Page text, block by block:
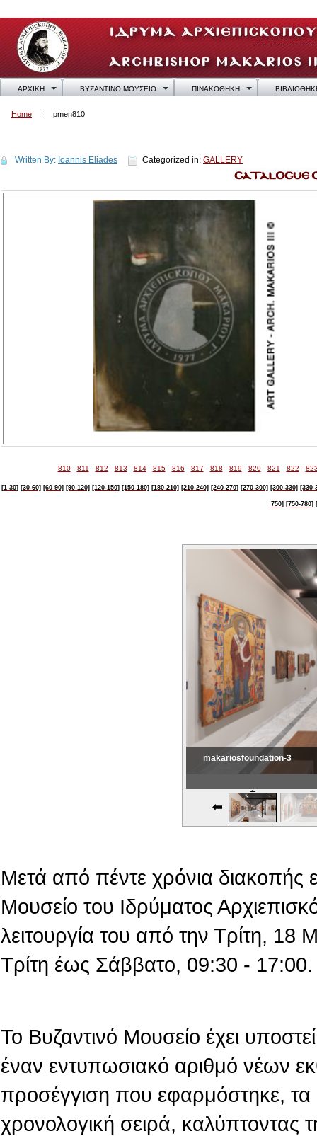
ΑΡΧΙΚΗ ΒΥΖΑΝΤΙΝΟ ΜΟΥΣΕΙΟ ΠΙΝΑΚΟΘΗΚΗ
Home pmen810
Written By: Ioannis Eliades Categorized in: GALLERY
810- 811 - 812 - 813 - 814- 815- 816 - 817 - 818 - 819 - 820- 821 - 822 -
[1-30] [30-60] [60-90] [90-120] [120-150] [150-180] [180-210] [210-240] [240-270] [270-300] [300-330] [330-
750] [750-780]
makariosfoundation-3
Μετά από πέντε χρόνια διακοπής
Μουσείο του Ιδρύματος
λειτουργία του από την Τρίτη,
Τρίτη έως Σάββατο, 09:30 - 17:00.
Το Βυζαντινό Μουσείο έχει υποστεί
έναν εντυπωσιακό αριθμό νέων
προσέγγιση που εφαρμόστηκε, τα
χρονολογική σειρά, καλύπτοντας